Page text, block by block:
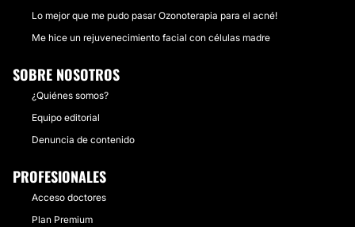
Lo mejor que me pudo pasar Ozonoterapia para el acné!
Me hice un rejuvenecimiento facial con células madre
SOBRE NOSOTROS
¿Quiénes somos?
Equipo editorial
Denuncia de contenido
PROFESIONALES
Acceso doctores
Plan Premium